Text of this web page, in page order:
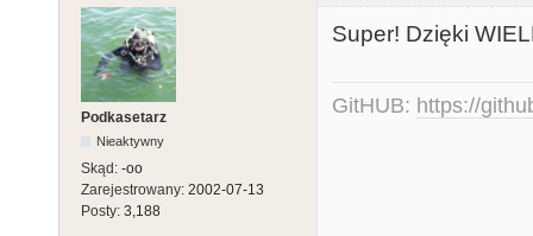
Podkasetarz
Nieaktywny
Skąd: -oo
Zarejestrowany: 2002-07-13
Posty: 3,188
Super! Dzięki
GitHUB: https://